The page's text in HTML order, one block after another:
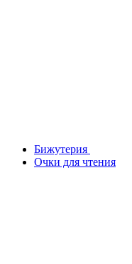
Бижутерия
Очки для чтения